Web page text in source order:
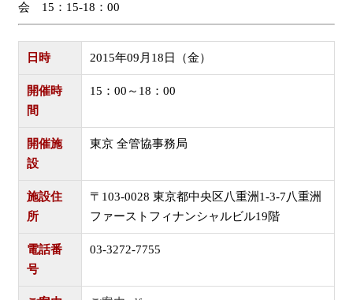
会 15：15-18：00
日時 2015年09月18日（金）
開催時
間
15：00～18：00
開催施
設
東京 全管協事務局
施設住
所
〒103-0028 東京都中央区八重洲1-3-7八重洲
ファーストフィナンシャルビル19階
電話番
号
03-3272-7755